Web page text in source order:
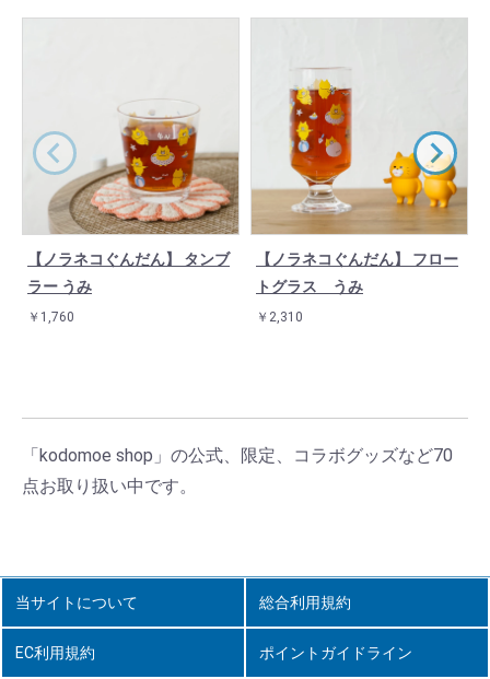
【ノラネコぐんだん】 タンブ
ラー うみ
￥1,760
【ノラネコぐんだん】 フロー
トグラス うみ
￥2,310
「kodomoe shop」の公式、限定、コラボグッズなど70
点お取り扱い中です。
当サイトについて 総合利用規約
EC利用規約 ポイントガイドライン